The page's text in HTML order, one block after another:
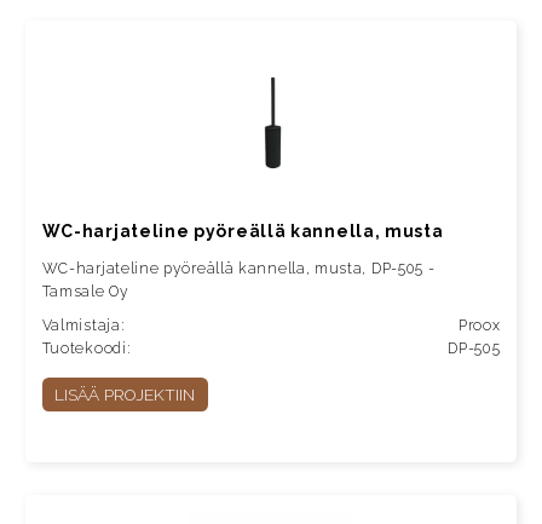
WC-harjateline pyöreällä kannella, musta
WC-harjateline pyöreällä kannella, musta, DP-505 -
Tamsale Oy
Valmistaja:
Proox
Tuotekoodi:
DP-505
LISÄÄ PROJEKTIIN